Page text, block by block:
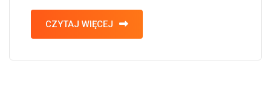
CZYTAJ WIĘCEJ